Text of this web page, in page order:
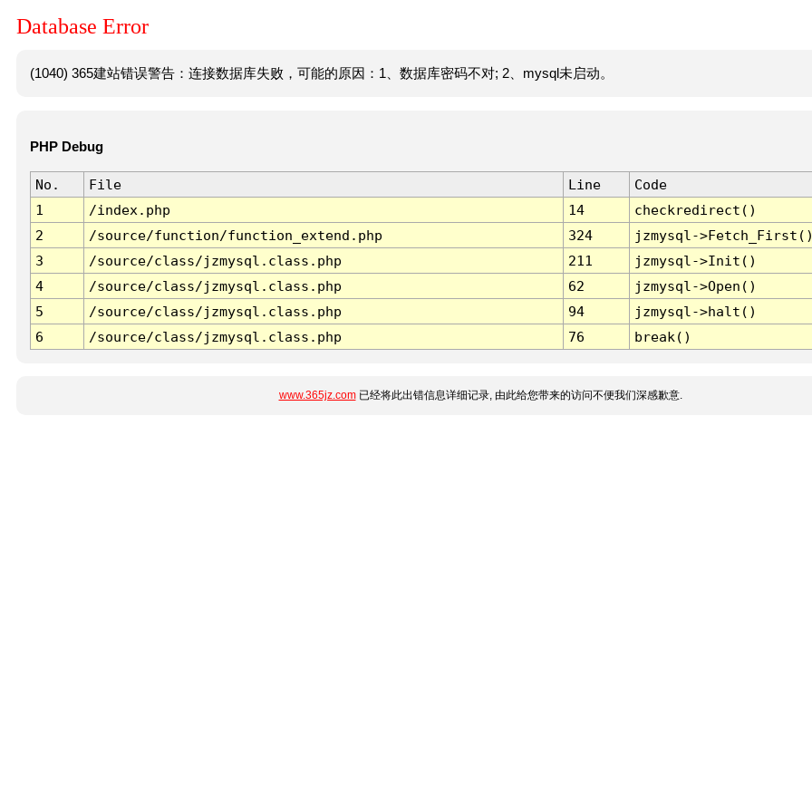
Database Error
(1040) 365建站错误警告：连接数据库失败，可能的原因：1、数据库密码不对; 2、mysql未启动。
PHP Debug
No. File Line
Code
1
/index.php 14
checkredirect()
2
/source/function/function_extend.php 324
jzmysql-
3
/source/class/jzmysql.class.php 211
jzmysql->Init()
4
/source/class/jzmysql.class.php 62
jzmysql->Open()
5
/source/class/jzmysql.class.php 94
jzmysql->halt()
6
/source/class/jzmysql.class.php 76 break()
www.365jz.com已经将此出错信息详细记录, 由此给您带来的访问不便我们深感歉意.